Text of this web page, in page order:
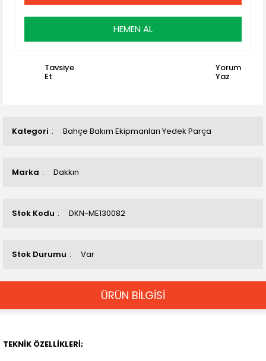
Kategori Bahçe Bakım Ekipmanları Yedek Parça
Marka Dakkın
Stok Kodu DKN-ME130082
Stok Durumu Var
HEMEN AL
Tavsiye
Et
Yorum
Yaz
ÜRÜN BİLGİSİ
TEKNİK ÖZELLİKLERİ;